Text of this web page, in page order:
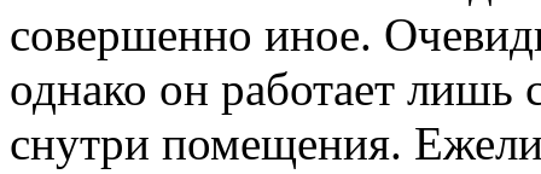
совершенно иное.
однако он работает лишь
снутри помещения.